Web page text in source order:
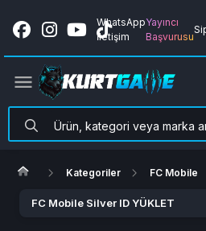
WhatsApp
İletişim
Yayıncı
Başvurusu
Kategoriler FC Mobile
FC Mobile Silver ID YÜKLET